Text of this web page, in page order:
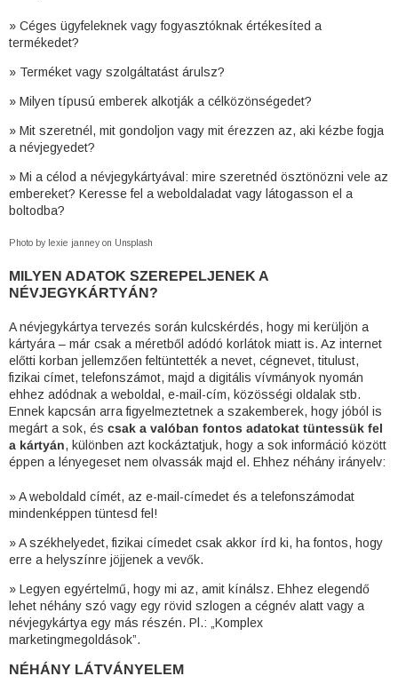
» Céges ügyfeleknek vagy fogyasztóknak értékesíted a
termékedet?
» Terméket vagy szolgáltatást árulsz?
» Milyen típusú emberek alkotják a célközönségedet?
» Mit szeretnél, mit gondoljon vagy mit érezzen az, aki kézbe fogja
a névjegyedet?
» Mi a célod a névjegykártyával: mire szeretnéd ösztönözni vele az
embereket? Keresse fel a weboldaladat vagy látogasson el a
boltodba?
Photo by lexie janney on Unsplash
MILYEN ADATOK SZEREPELJENEK A
NÉVJEGYKÁRTYÁN?
A névjegykártya tervezés során kulcskérdés, hogy mi kerüljön a
kártyára – már csak a méretből adódó korlátok miatt is. Az internet
előtti korban jellemzően feltüntették a nevet, cégnevet, titulust,
fizikai címet, telefonszámot, majd a digitális vívmányok nyomán
ehhez adódnak a weboldal, e-mail-cím, közösségi oldalak stb.
Ennek kapcsán arra figyelmeztetnek a szakemberek, hogy jóból is
megárt a sok, és csak a valóban fontos adatokat tüntessük fel
a kártyán, különben azt kockáztatjuk, hogy a sok információ között
éppen a lényegeset nem olvassák majd el. Ehhez néhány irányelv:
» A weboldald címét, az e-mail-címedet és a telefonszámodat
mindenképpen tüntesd fel!
» A székhelyedet, fizikai címedet csak akkor írd ki, ha fontos, hogy
erre a helyszínre jöjjenek a vevők.
» Legyen egyértelmű, hogy mi az, amit kínálsz. Ehhez elegendő
lehet néhány szó vagy egy rövid szlogen a cégnév alatt vagy a
névjegykártya egy más részén. Pl.: „Komplex
marketingmegoldások”.
NÉHÁNY LÁTVÁNYELEM